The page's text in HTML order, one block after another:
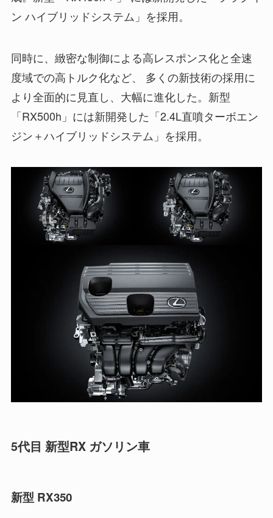
ン ハイブリッドシステム」を採用。
同時に、緻密な制御による高レスポンス化と全速
度域での高トルク化など、 多くの新技術の採用に
より全面的に見直し、大幅に進化した。新型
「RX500h」には新開発した「2.4L直噴ターボエン
ジン＋ハイブリッドシステム」を採用。
5代目 新型RX ガソリン車
新型 RX350